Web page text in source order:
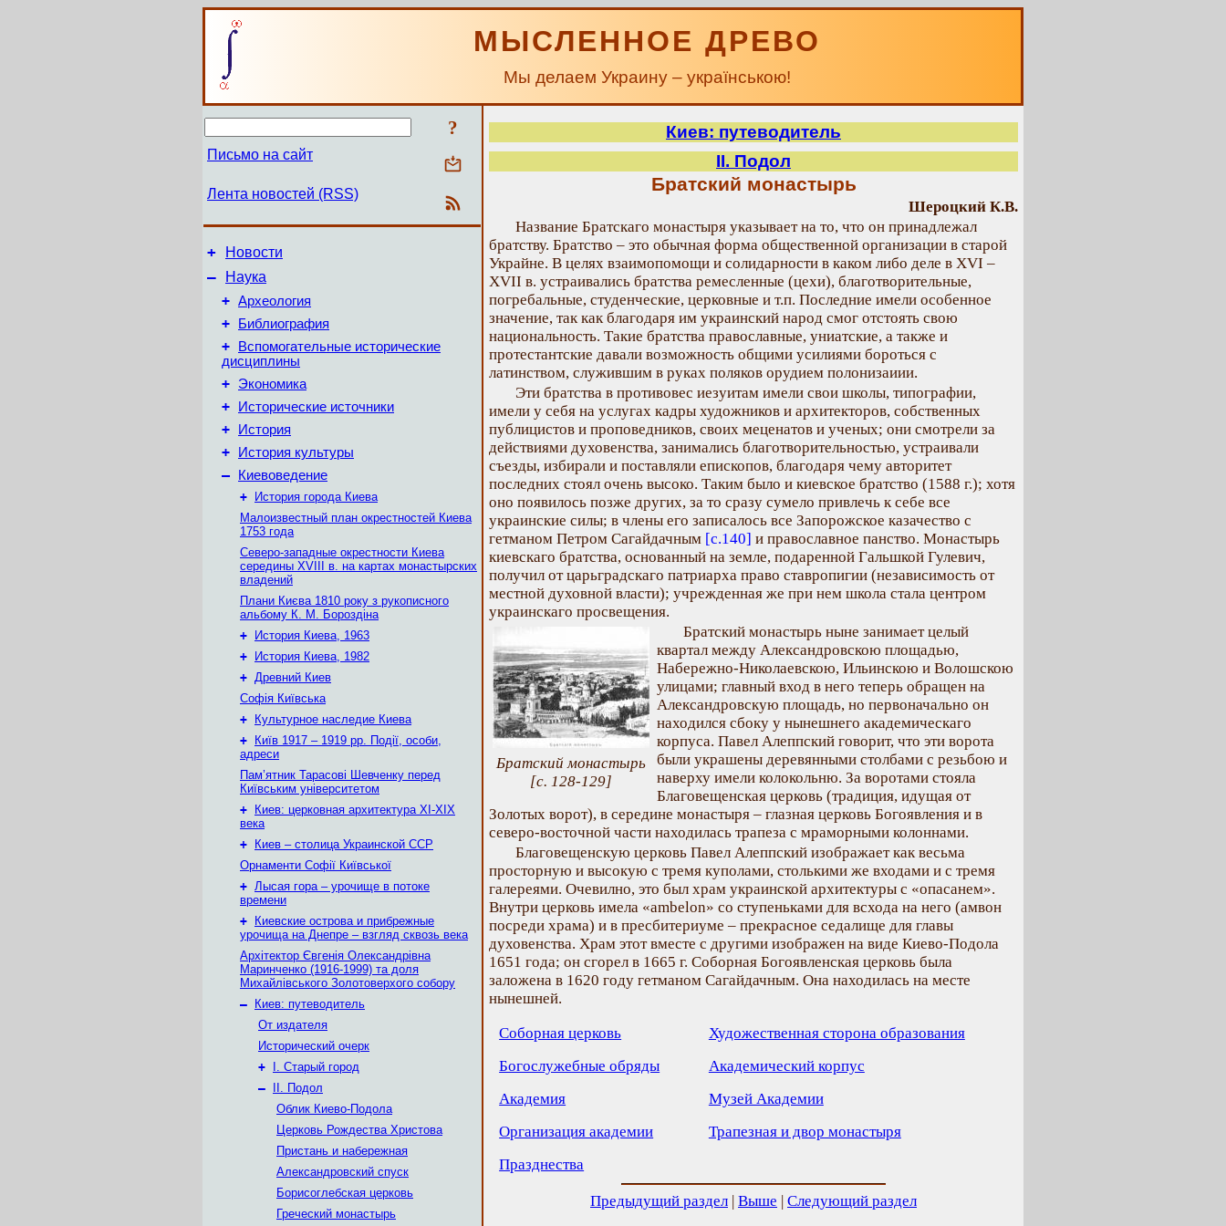
МЫСЛЕННОЕ ДРЕВО
Мы делаем Украину – українською!
?
Письмо на сайт
Лента новостей (RSS)
+ Новости
–
Наука
+ Археология
+ Библиография
+
Вспомогательные исторические
дисциплины
+ Экономика
+ Исторические источники
+ История
+ История культуры
– Киевоведение
+
История города Киева
Малоизвестный план окрестностей Киева
1753 года
Северо-западные окрестности Киева
середины XVIII в. на картах монастырских
владений
Плани Києва 1810 року з рукописного
альбому К. М. Бороздіна
+
История Киева, 1963
+
История Киева, 1982
+ Древний Киев
Софія Київська
+
Культурное наследие Киева
+
Київ 1917 – 1919 рр. Події, особи,
адреси
Пам’ятник Тарасові Шевченку перед
Київським університетом
+
Киев: церковная архитектура XI-XIX
века
+
Киев – столица Украинской ССР
Орнаменти Софії Київської
+ Лысая гора – урочище в потоке
времени
+
Киевские острова и прибрежные
урочища на Днепре – взгляд сквозь века
Архітектор Євгенія Олександрівна
Маринченко (1916-1999) та доля
Михайлівського Золотоверхого собору
–
Киев: путеводитель
От издателя
Исторический очерк
+
I. Старый город
–
II. Подол
Облик Киево-Подола
Церковь Рождества Христова
Пристань и набережная
Александровский спуск
Борисоглебская церковь
Греческий монастырь
Киев: путеводитель
II. Подол
Братский монастырь
Шероцкий К.В.
Название Братскаго монастыря указывает на то, что он принадлежал
братству. Братство – это обычная форма общественной организации в старой
Украйне. В целях взаимопомощи и солидарности в каком либо деле в XVI –
XVII в. устраивались братства ремесленные (цехи), благотворительные,
погребальные, студенческие, церковные и т.п. Последние имели особенное
значение, так как благодаря им украинский народ смог отстоять свою
национальность. Такие братства православные, униатские, а также и
протестантские давали возможность общими усилиями бороться с
латинством, служившим в руках поляков орудием полонизаиии.
Эти братства в противовес иезуитам имели свои школы, типографии,
имели у себя на услугах кадры художников и архитекторов, собственных
публицистов и проповедников, своих меценатов и ученых; они смотрели за
действиями духовенства, занимались благотворительностью, устраивали
съезды, избирали и поставляли епископов, благодаря чему авторитет
последних стоял очень высоко. Таким было и киевское братство (1588 г.); хотя
оно появилось позже других, за то сразу сумело привлечь к себе все
украинские силы; в члены его записалось все Запорожское казачество с
гетманом Петром Сагайдачным [с.140] и православное панство. Монастырь
киевскаго братства, основанный на земле, подаренной Гальшкой Гулевич,
получил от царьградскаго патриарха право ставропигии (независимость от
местной духовной власти); учрежденная же при нем школа стала центром
украинскаго просвещения.
Братский монастырь
[с. 128-129]
Братский монастырь ныне занимает целый
квартал между Александровскою площадью,
Набережно-Николаевскою, Ильинскою и Волошскою
улицами; главный вход в него теперь обращен на
Александровскую площадь, но первоначально он
находился сбоку у нынешнего академическаго
корпуса. Павел Алеппский говорит, что эти ворота
были украшены деревянными столбами с резьбою и
наверху имели колокольню. За воротами стояла
Благовещенская церковь (традиция, идущая от
Золотых ворот), в середине монастыря – глазная церковь Богоявления и в
северо-восточной части находилась трапеза с мраморными колоннами.
Благовещенскую церковь Павел Алеппский изображает как весьма
просторную и высокую с тремя куполами, столькими же входами и с тремя
галереями. Очевилно, это был храм украинской архитектуры с «опасанем».
Внутри церковь имела «ambelon» со ступеньками для всхода на него (амвон
посреди храма) и в пресбитериуме – прекрасное седалище для главы
духовенства. Храм этот вместе с другими изображен на виде Киево-Подола
1651 года; он сгорел в 1665 г. Соборная Богоявленская церковь была
заложена в 1620 году гетманом Сагайдачным. Она находилась на месте
нынешней.
Соборная церковь
Богослужебные обряды
Академия
Организация академии
Празднества
Художественная сторона образования
Академический корпус
Музей Академии
Трапезная и двор монастыря
Предыдущий раздел | Выше | Следующий раздел